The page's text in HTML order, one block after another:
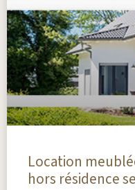
Location
hors résidence